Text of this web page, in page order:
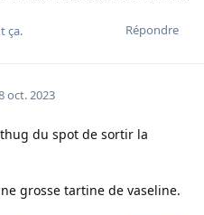
Répondre
ça.
oct. 2023
du spot de sortir la
grosse tartine de vaseline.